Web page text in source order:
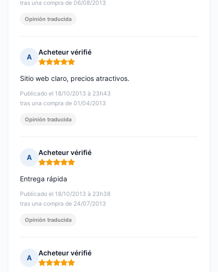
tras una compra de 06/08/2013
Opinión traducida
A
Acheteur vérifié
Nota: 5 de 5
Publicado el 18/10/2013 à 23h43
tras una compra de 01/04/2013
Sitio web claro, precios atractivos.
Opinión traducida
A
Acheteur vérifié
Nota: 5 de 5
Publicado el 18/10/2013 à 23h38
tras una compra de 24/07/2013
Entrega rápida
Opinión traducida
A
Acheteur vérifié
Nota: 5 de 5